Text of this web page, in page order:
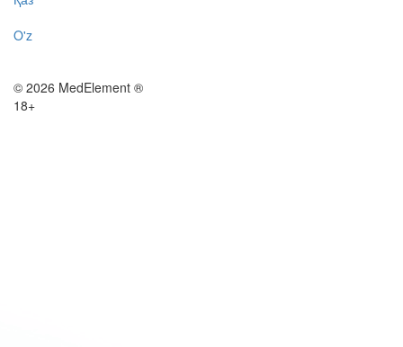
O'z
© 2026 MedElement ®
18+